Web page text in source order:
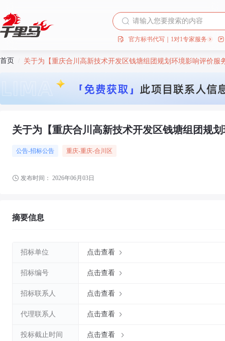
官方标书代写｜1对1专家服务
首页 关于为【重庆合川高新技术开发区钱塘组团规划环境影响评价
关于为【重庆合川高新技术开发区钱塘组团规
公告-招标公告 重庆-重庆-合川区
发布时间： 2026年06月03日
摘要信息
招标单位 点击查看
招标编号 点击查看
招标联系人 点击查看
代理联系人 点击查看
投标截止时间 点击查看